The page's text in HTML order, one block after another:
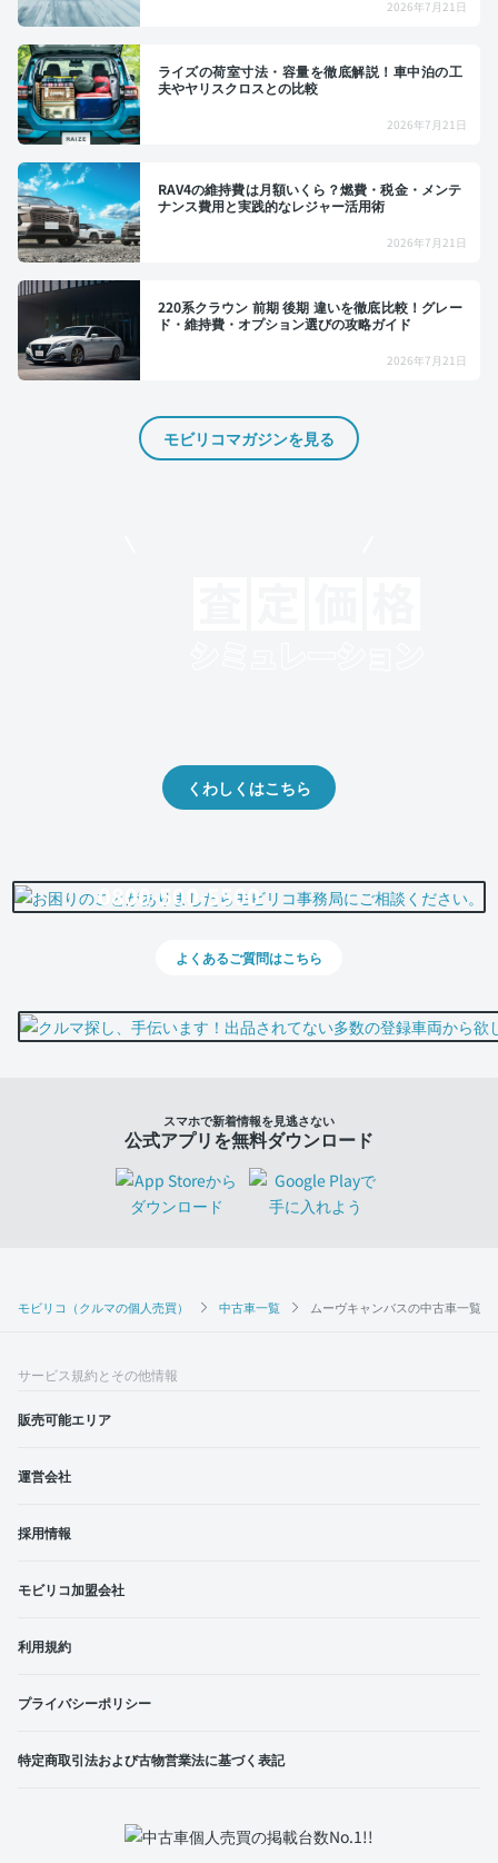
モビリコ（クルマの個人売買） 中古車一覧 ムーヴキャンバスの中古車一覧
2026年7月21日
ライズの荷室寸法・容量を徹底解説！車中泊の工
夫やヤリスクロスとの比較
2026年7月21日
RAV4の維持費は月額いくら？燃費・税金・メンテ
ナンス費用と実践的なレジャー活用術
2026年7月21日
220系クラウン 前期 後期 違いを徹底比較！グレー
ド・維持費・オプション選びの攻略ガイド
2026年7月21日
モビリコマガジンを見る
くわしくはこちら
0800-500-5500
よくあるご質問はこちら
スマホで新着情報を見逃さない
公式アプリを無料ダウンロード
サービス規約とその他情報
販売可能エリア
運営会社
採用情報
モビリコ加盟会社
利用規約
プライバシーポリシー
特定商取引法および古物営業法に基づく表記